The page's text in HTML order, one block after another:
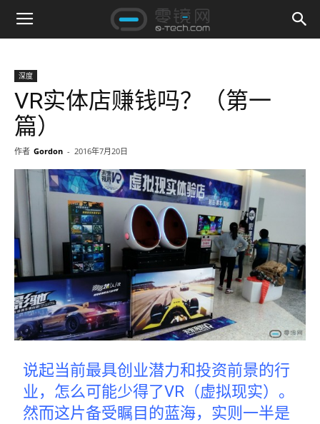
深度
VR实体店赚钱吗？（第一
篇）
作者 Gordon - 2016年7月20日
说起当前最具创业潜力和投资前景的行
业，怎么可能少得了VR（虚拟现实）。
然而这片备受瞩目的蓝海，实则一半是